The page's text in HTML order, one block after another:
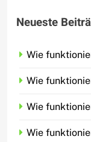
Neueste
Wie
Wie
Wie
Wie